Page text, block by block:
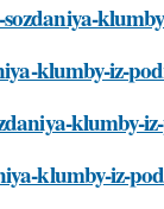
klumby-iz-
klumby-
klumby-iz-